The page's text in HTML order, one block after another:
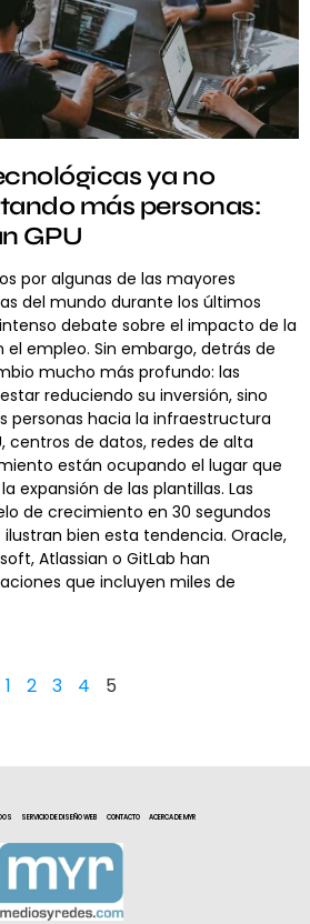
ya no
más personas:
GPU
por algunas de las mayores
del mundo durante los últimos
debate sobre el impacto de la
empleo. Sin embargo, detrás de
mucho más profundo: las
reduciendo su inversión, sino
personas hacia la infraestructura
centros de datos, redes de alta
están ocupando el lugar que
expansión de las plantillas. Las
de crecimiento en 30 segundos
bien esta tendencia. Oracle,
Atlassian o GitLab han
que incluyen miles de
1 2 3 4 5
SERVICIO DE DISEÑO WEB CONTACTO ACERCA DE MYR